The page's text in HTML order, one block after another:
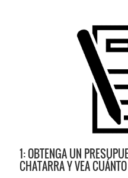
1: OBTENGA UN
CHATARRA Y VEA